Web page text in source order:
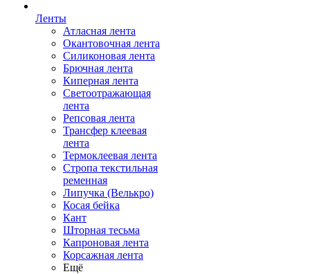
Ленты
Атласная лента
Окантовочная лента
Силиконовая лента
Брючная лента
Киперная лента
Светоотражающая
лента
Репсовая лента
Трансфер клеевая
лента
Термоклеевая лента
Стропа текстильная
ременная
Липучка (Велькро)
Косая бейка
Кант
Шторная тесьма
Капроновая лента
Корсажная лента
Ещё